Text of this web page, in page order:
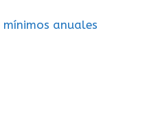
mínimos anuales